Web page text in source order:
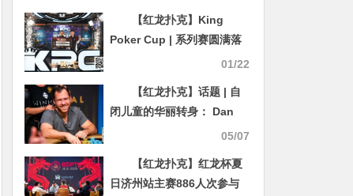
【红龙扑克】King
Poker Cup | 系列赛圆满落
幕！余磊夺得收官赛事终极
01/22
【红龙扑克】话题 | 自
闭儿童的华丽转身： Dan
“Jungleman” Cates的非凡
05/07
【红龙扑克】红龙杯夏
日济州站主赛886人次参与